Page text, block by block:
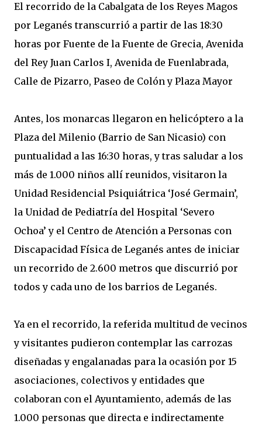
El recorrido de la Cabalgata de los Reyes Magos
por Leganés transcurrió a partir de las 18:30
horas por Fuente de la Fuente de Grecia, Avenida
del Rey Juan Carlos I, Avenida de Fuenlabrada,
Calle de Pizarro, Paseo de Colón y Plaza Mayor
Antes, los monarcas llegaron en helicóptero a la
Plaza del Milenio (Barrio de San Nicasio) con
puntualidad a las 16:30 horas, y tras saludar a los
más de 1.000 niños allí reunidos, visitaron la
Unidad Residencial Psiquiátrica ‘José Germain’,
la Unidad de Pediatría del Hospital ‘Severo
Ochoa’ y el Centro de Atención a Personas con
Discapacidad Física de Leganés antes de iniciar
un recorrido de 2.600 metros que discurrió por
todos y cada uno de los barrios de Leganés.
Ya en el recorrido, la referida multitud de vecinos
y visitantes pudieron contemplar las carrozas
diseñadas y engalanadas para la ocasión por 15
asociaciones, colectivos y entidades que
colaboran con el Ayuntamiento, además de las
1.000 personas que directa e indirectamente